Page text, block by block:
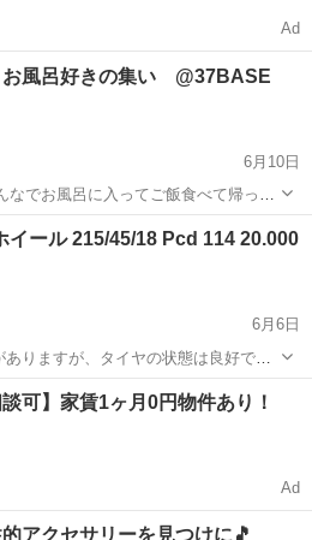
Ad
お風呂好きの集い @37BASE
6月10日
なでお風呂に入ってご飯食べて帰って
しており今回が10回目となります。
。40代から50代が多いです。女性も
その他
イール 215/45/18 Pcd 114 20.000
6月6日
りますが、タイヤの状態は良好で
談可】家賃1ヶ月0円物件あり！
Ad
アクセサリーを見つけに🎵